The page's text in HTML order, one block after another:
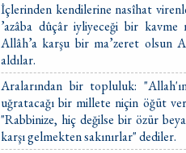
İçlerinden kendilerine nasîhat
’azâba dûçâr iyliyeceği bir
Allâh’a karşu bir ma’zeret olsun
aldılar.
Aralarından bir topluluk:
uğratacağı bir millete niçin öğüt
"Rabbinize, hiç değilse bir özür
karşı gelmekten sakınırlar" dediler.